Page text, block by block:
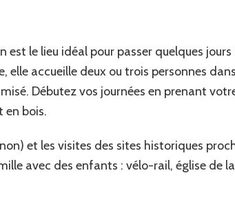
est le lieu idéal pour passer quelques
elle accueille deux ou trois personnes
Débutez vos journées en prenant
en bois.
et les visites des sites historiques
avec des enfants : vélo-rail, église de